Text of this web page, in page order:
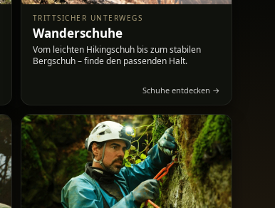
TRITTSICHER UNTERWEGS
Wanderschuhe
Vom leichten Hikingschuh bis zum stabilen
Bergschuh – finde den passenden Halt.
Schuhe entdecken →